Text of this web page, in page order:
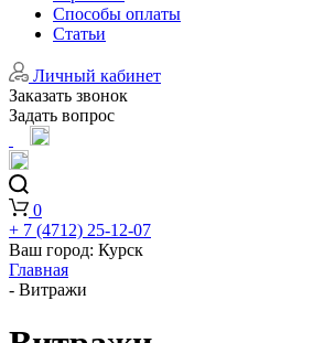
Способы оплаты
Статьи
Личный кабинет
Заказать звонок
Задать вопрос
0
+ 7 (4712) 25-12-07
Ваш город: Курск
Главная
- Витражи